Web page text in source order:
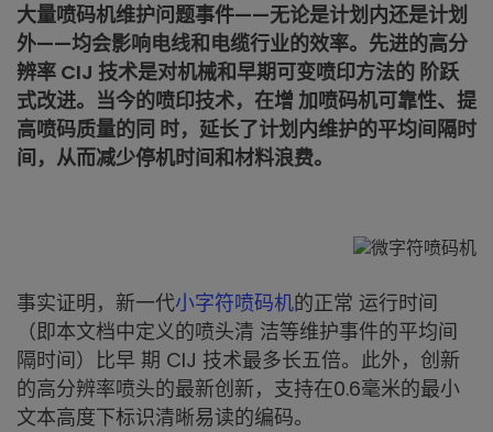
大量喷码机维护问题事件——无论是计划内还是计划
外——均会影响电线和电缆行业的效率。先进的高分
辨率 CIJ 技术是对机械和早期可变喷印方法的 阶跃
式改进。当今的喷印技术，在增 加喷码机可靠性、提
高喷码质量的同 时，延长了计划内维护的平均间隔时
间，从而减少停机时间和材料浪费。
事实证明，新一代小字符喷码机的正常 运行时间
（即本文档中定义的喷头清 洁等维护事件的平均间
隔时间）比早 期 CIJ 技术最多长五倍。此外，创新
的高分辨率喷头的最新创新，支持在0.6毫米的最小
文本高度下标识清晰易读的编码。